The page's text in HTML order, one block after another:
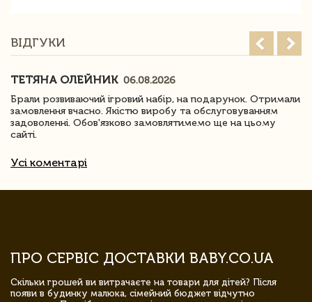
ВІДГУКИ
ТЕТЯНА ОЛЕЙНИК 06.08.2026
Брали розвиваючий ігровий набір, на подарунок. Отримали
замовлення вчасно. Якістю виробу та обслуговуванням
задоволенні. Обов'язково замовлятимемо ще на цьому
сайті.
Усі коментарі
ПРО СЕРВІС ДОСТАВКИ BABY.CO.UA
Скільки грошей ви витрачаєте на товари для дітей? Після
появи в будинку малюка, сімейний бюджет відчутно